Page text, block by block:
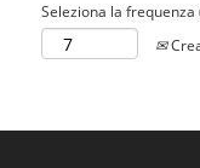
Seleziona la